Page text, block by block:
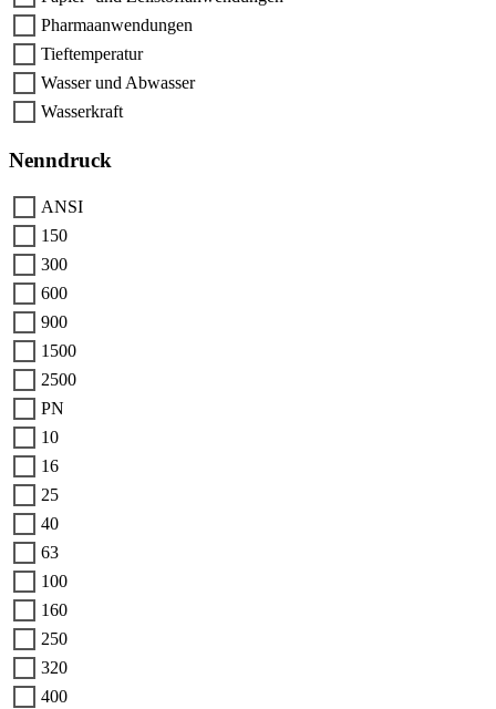
Pharmaanwendungen
Tieftemperatur
Wasser und Abwasser
Wasserkraft
Nenndruck
ANSI
150
300
600
900
1500
2500
PN
10
16
25
40
63
100
160
250
320
400